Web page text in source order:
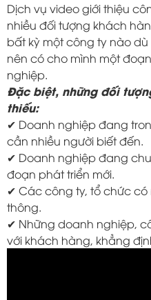
Dịch vụ video giới thiệu
nhiều đối tượng khách
bất kỳ một công ty nào
nên có cho mình một
nghiệp.
Đặc biệt, những đối
thiếu:
✔ Doanh nghiệp đang
cần nhiều người biết đến.
✔ Doanh nghiệp đang
đoạn phát triển mới.
✔ Các công ty, tổ chức
thông.
✔ Những doanh nghiệp,
với khách hàng, khẳng